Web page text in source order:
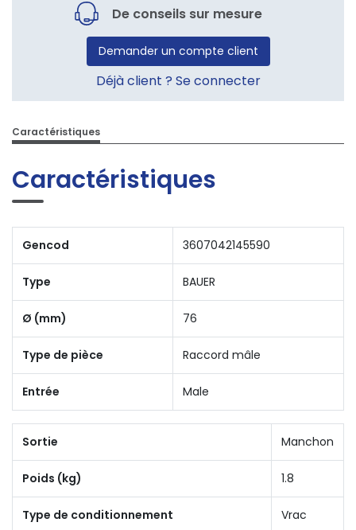
De conseils sur mesure
Demander un compte client
Déjà client ? Se connecter
Caractéristiques
Caractéristiques
Gencod 3607042145590
Type BAUER
Ø (mm) 76
Type de pièce Raccord mâle
Entrée Male
Sortie Manchon
Poids (kg) 1.8
Type de conditionnement Vrac